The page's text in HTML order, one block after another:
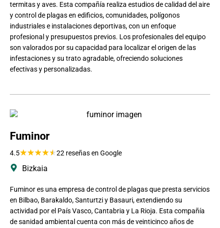
termitas y aves. Esta compañía realiza estudios de calidad del aire
y control de plagas en edificios, comunidades, polígonos
industriales e instalaciones deportivas, con un enfoque
profesional y presupuestos previos. Los profesionales del equipo
son valorados por su capacidad para localizar el origen de las
infestaciones y su trato agradable, ofreciendo soluciones
efectivas y personalizadas.
Fuminor
4.5★★★★★22 reseñas en Google
Bizkaia
Fuminor es una empresa de control de plagas que presta servicios
en Bilbao, Barakaldo, Santurtzi y Basauri, extendiendo su
actividad por el País Vasco, Cantabria y La Rioja. Esta compañía
de sanidad ambiental cuenta con más de veinticinco años de